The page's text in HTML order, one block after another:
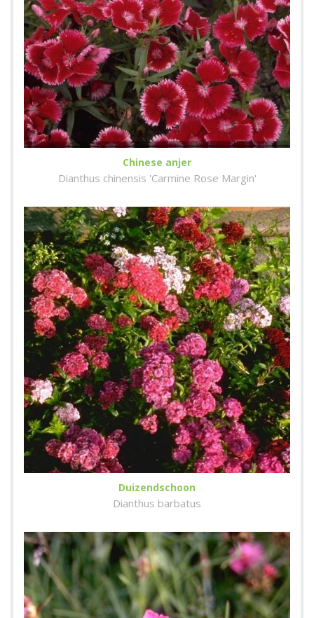
Chinese anjer
Dianthus chinensis 'Carmine Rose Margin'
Duizendschoon
Dianthus barbatus